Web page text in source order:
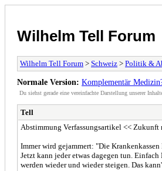
Wilhelm Tell Forum
Wilhelm Tell Forum > Schweiz > Politik &
Normale Version: Komplementär
Du siehst gerade eine vereinfachte Darstellung unserer
Tell
Abstimmung Verfassungsartikel <<
Immer wird gejammert: "Die Krankenkassen
Jetzt kann jeder etwas dagegen tun.
werden wieder und wieder steigen. Das